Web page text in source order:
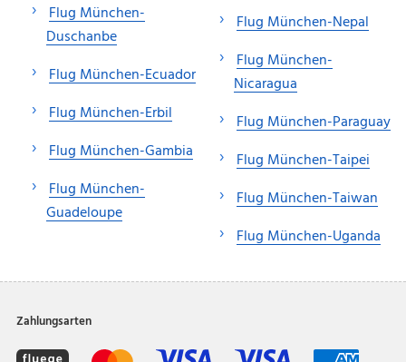
Flug München-
Duschanbe
Flug München-Ecuador
Flug München-Erbil
Flug München-Gambia
Flug München-
Guadeloupe
Flug München-Nepal
Flug München-
Nicaragua
Flug München-Paraguay
Flug München-Taipei
Flug München-Taiwan
Flug München-Uganda